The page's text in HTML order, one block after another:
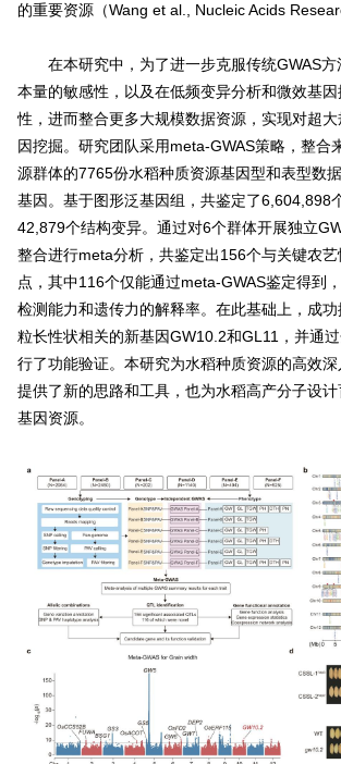
的重要资源（Wang et al., Nucleic Acids
在本研究中，为了进一步克服传统GWAS
本量的敏感性，以及在低频变异分析和微效基
性，进而整合更多大规模数据资源，实现对超
因挖掘。研究团队采用meta-GWAS策略，整合
源群体的7765份水稻种质资源基因型和表型数
基因。基于图形泛基因组，共鉴定了6,604,898
42,879个结构变异。通过对6个群体开展独立
整合进行meta分析，共鉴定出156个与关键农
点，其中116个仅能通过meta-GWAS鉴定得到
检测能力和遗传力的解释率。在此基础上，成
粒长性状相关的新基因GW10.2和GL11，并通
行了功能验证。本研究为水稻种质资源的高效
提供了新的思路和工具，也为水稻高产分子设
基因资源。